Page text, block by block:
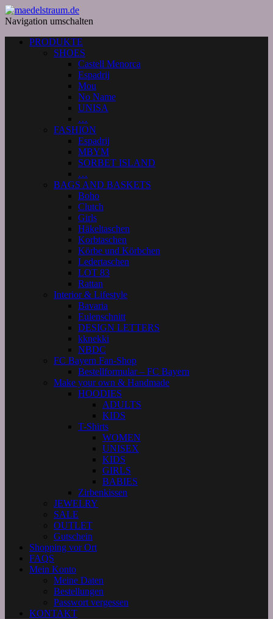
Navigation umschalten
PRODUKTE
SHOES
Castell Menorca
Espadrij
Mou
No Name
UNISA
…
FASHION
Espadrij
MBYM
SORBET ISLAND
…
BAGS AND BASKETS
Boho
Clutch
Girls
Häkeltaschen
Korbtaschen
Körbe und Körbchen
Ledertaschen
LOT 83
Rattan
Interior & Lifestyle
Bavaria
Eulenschnitt
DESIGN LETTERS
kknekki
NBDC
FC Bayern Fan-Shop
Bestellformular – FC Bayern
Make your own & Handmade
HOODIES
ADULTS
KIDS
T-Shirts
WOMEN
UNISEX
KIDS
GIRLS
BABIES
Zirbenkissen
JEWELRY
SALE
OUTLET
Gutschein
Shopping vor Ort
FAQS
Mein Konto
Meine Daten
Bestellungen
Passwort vergessen
KONTAKT